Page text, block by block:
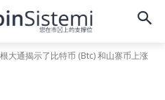
大通揭示了比特币 (Btc) 和山寨币上涨